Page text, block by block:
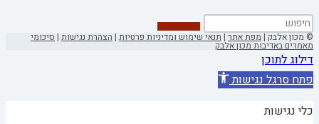
© מכון אלבק |מפת אתר|תנאי שימוש ומדיניות פרטיות | הצהרת נגישות | סיכומי
מאמרים באדיבות מכון אלבק
דילוג לתוכן
פתח סרגל נגישות
כלי נגישות